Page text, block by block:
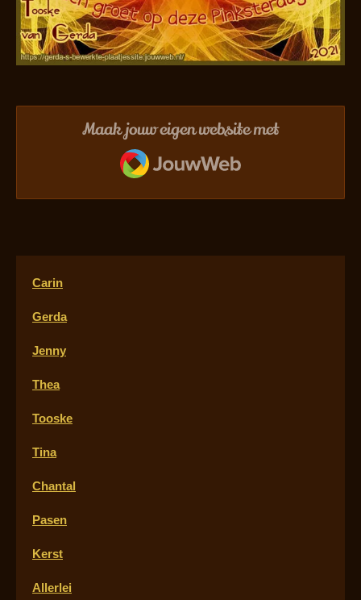
Maak jouw eigen website met
JouwWeb
Carin
Gerda
Jenny
Thea
Tooske
Tina
Chantal
Pasen
Kerst
Allerlei